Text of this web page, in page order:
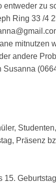
entweder zu
Ring 33 /4
mitnutzen
andere
Susanna
Präsenz
6. bis